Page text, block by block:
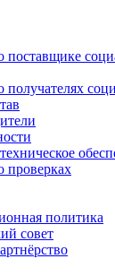
проверках
политика
совет